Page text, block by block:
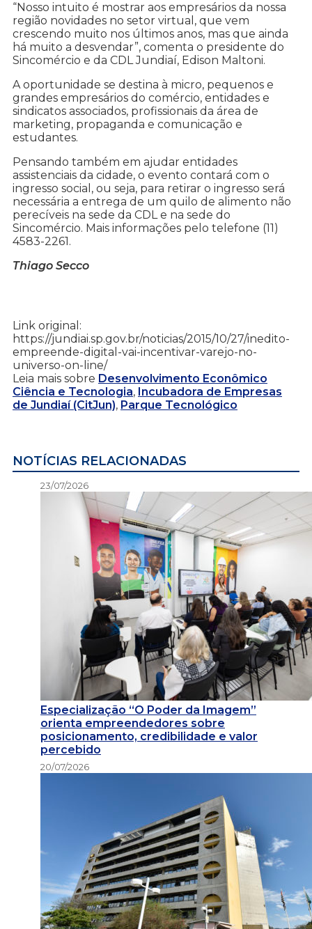
“Nosso intuito é mostrar aos empresários da nossa
região novidades no setor virtual, que vem
crescendo muito nos últimos anos, mas que ainda
há muito a desvendar”, comenta o presidente do
Sincomércio e da CDL Jundiaí, Edison Maltoni.
A oportunidade se destina à micro, pequenos e
grandes empresários do comércio, entidades e
sindicatos associados, profissionais da área de
marketing, propaganda e comunicação e
estudantes.
Pensando também em ajudar entidades
assistenciais da cidade, o evento contará com o
ingresso social, ou seja, para retirar o ingresso será
necessária a entrega de um quilo de alimento não
perecíveis na sede da CDL e na sede do
Sincomércio. Mais informações pelo telefone (11)
4583-2261.
Thiago Secco
Link original:
https://jundiai.sp.gov.br/noticias/2015/10/27/inedito-
empreende-digital-vai-incentivar-varejo-no-
universo-on-line/
Leia mais sobre Desenvolvimento Econômico
Ciência e Tecnologia, Incubadora de Empresas
de Jundiaí (CitJun), Parque Tecnológico
NOTÍCIAS RELACIONADAS
23/07/2026
Especialização “O Poder da Imagem”
orienta empreendedores sobre
posicionamento, credibilidade e valor
percebido
20/07/2026